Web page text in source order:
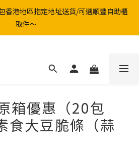
香港地區指定地址送貨/可選順豐自助櫃
取件～
箱優惠（20包
食大豆脆條（蒜